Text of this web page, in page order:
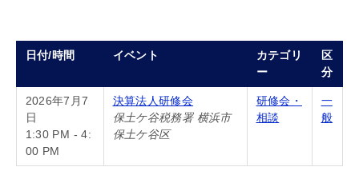
日付/時間 イベント
カテゴリ
ー
区
分
2026年7月7
日
1:30 PM - 4:
00 PM
決算法人研修会
保土ケ谷税務署 横浜市
保土ケ谷区
研修会・
相談
一
般